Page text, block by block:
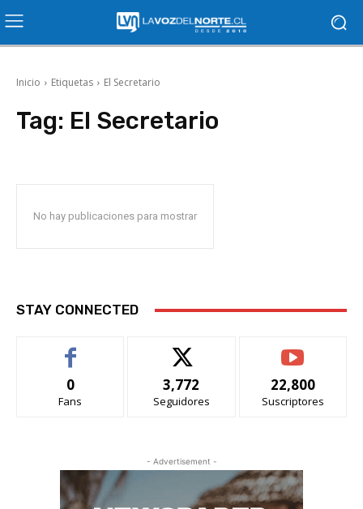
Inicio Etiquetas El Secretario
Tag: El Secretario
No hay publicaciones para mostrar
STAY CONNECTED
0
Fans
3,772
Seguidores
22,800
Suscriptores
- Advertisement -